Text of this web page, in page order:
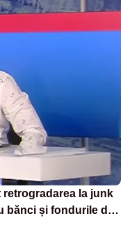
retrogradarea la junk
bănci și fondurile de